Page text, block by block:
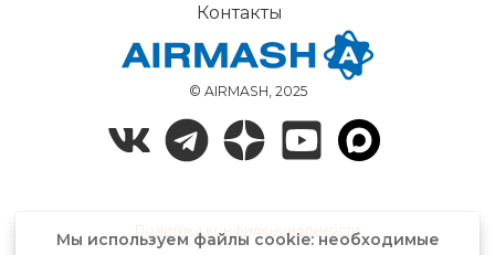
© AIRMASH, 2025
Контакты
Политика конфиденциальности
Мы используем файлы cookie: необходимые